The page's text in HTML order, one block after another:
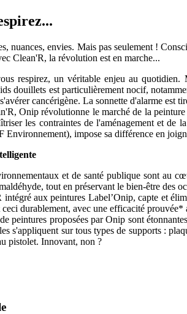
nuances, envies. Mais pas seulement !
Clean'R, la révolution est en marche...
respirez, un véritable enjeu au quotidien.
douillets est particulièrement nocif,
cancérigène. La sonnette d'alarme
Onip révolutionne le marché de la
les contraintes de l'aménagement et de
Environnement), impose sa différence en
et de santé publique sont au
tout en préservant le bien-être des
aux peintures Label’Onip, capte et
durablement, avec une efficacité
peintures proposées par Onip sont
s'appliquent sur tous types de supports :
pistolet. Innovant, non ?